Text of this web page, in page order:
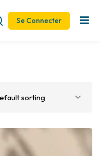
Se Connecter
Sign up